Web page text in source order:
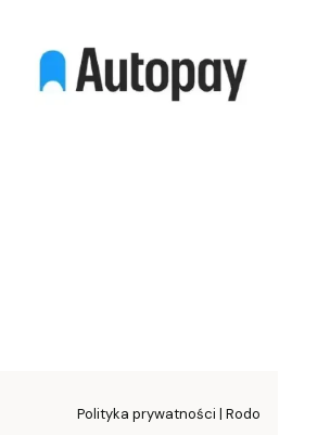
Polityka prywatności | Rodo